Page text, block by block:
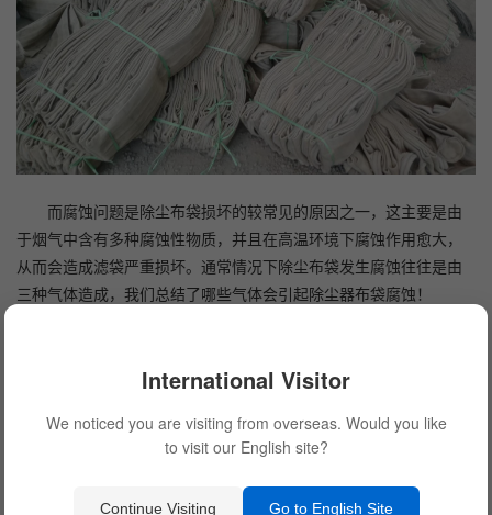
而腐蚀问题是除尘布袋损坏的较常见的原因之一，这主要是由
于烟气中含有多种腐蚀性物质，并且在高温环境下腐蚀作用愈大，
从而会造成滤袋严重损坏。通常情况下除尘布袋发生腐蚀往往是由
三种气体造成，我们总结了哪些气体会引起除尘器布袋腐蚀！
苯乙烯除尘器布袋在160℃工作时，当氧含量超过标准时
应的结果是聚苯乙烯纤维变暗变脆，强度变低。
International Visitor
We noticed you are visiting from overseas. Would you like
to visit our English site?
Continue Visiting Go to English Site